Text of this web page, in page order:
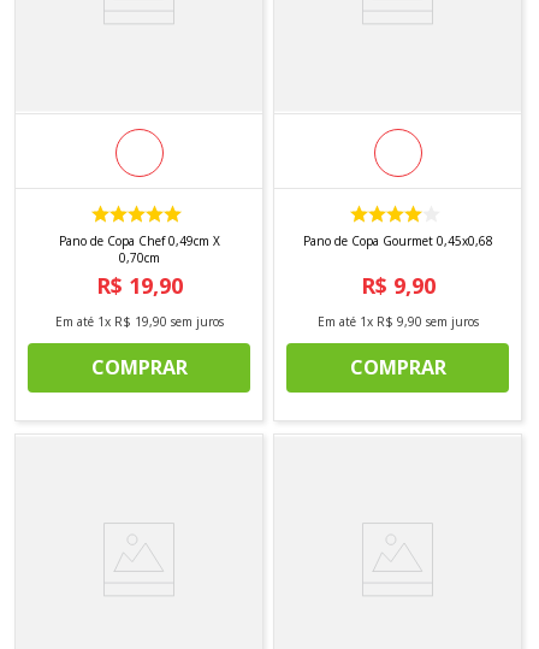
Pano de Copa Chef 0,49cm X
0,70cm
R$ 19,90
Em até 1x R$ 19,90 sem juros
COMPRAR
Pano de Copa Gourmet 0,45x0,68
R$ 9,90
Em até 1x R$ 9,90 sem juros
COMPRAR